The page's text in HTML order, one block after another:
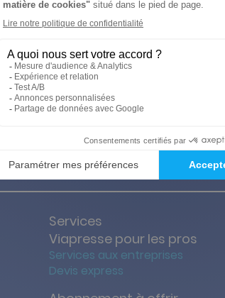
des prix les + bas
Services
Viapresse pour les pros
Services aux entreprises
Devis express